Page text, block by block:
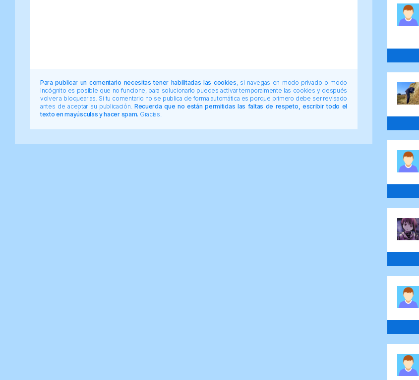
Para publicar un comentario necesitas tener habilitadas las cookies , si navegas en modo privado o modo
incógnito es posible que no funcione, para solucionarlo puedes activar temporalmente las cookies y después
volver a bloquearlas. Si tu comentario no se publica de forma automática es porque primero debe ser revisado
antes de aceptar su publicación. Recuerda que no están permitidas las faltas de respeto, escribir todo el
texto en mayúsculas y hacer spam. Gracias.